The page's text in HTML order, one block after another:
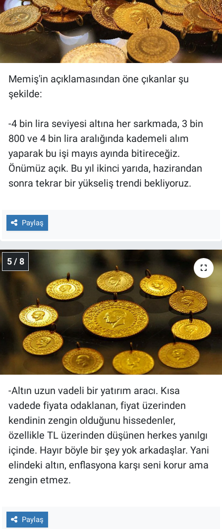
Memiş'in açıklamasından öne çıkanlar şu
şekilde:
-4 bin lira seviyesi altına her sarkmada, 3 bin
800 ve 4 bin lira aralığında kademeli alım
yaparak bu işi mayıs ayında bitireceğiz.
Önümüz açık. Bu yıl ikinci yarıda, hazirandan
sonra tekrar bir yükseliş trendi bekliyoruz.
Paylaş
5 / 8
-Altın uzun vadeli bir yatırım aracı. Kısa
vadede fiyata odaklanan, fiyat üzerinden
kendinin zengin olduğunu hissedenler,
özellikle TL üzerinden düşünen herkes yanılgı
içinde. Hayır böyle bir şey yok arkadaşlar. Yani
elindeki altın, enflasyona karşı seni korur ama
zengin etmez.
Paylaş